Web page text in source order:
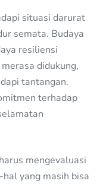
situasi darurat
semata. Budaya
resiliensi
didukung,
tantangan.
terhadap
mengevaluasi
yang masih bisa